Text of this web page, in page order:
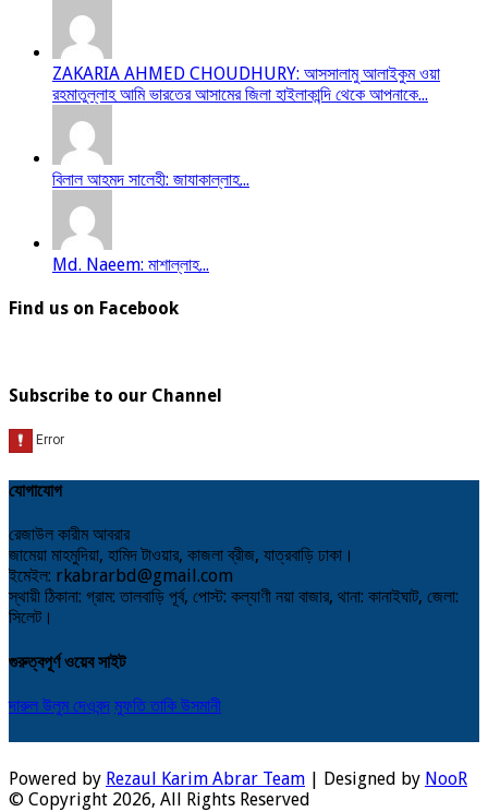
ZAKARIA AHMED CHOUDHURY: আসসালামু আলাইকুম ওয়া
রহমাতুল্লাহ আমি ভারতের আসামের জিলা হাইলাকান্দি থেকে আপনাকে...
বিলাল আহমদ সালেহী: জাযাকাল্লাহ...
Md. Naeem: মাশাল্লাহ...
Find us on Facebook
Subscribe to our Channel
যোগাযোগ
রেজাউল কারীম আবরার
জামেয়া মাহমুদিয়া, হামিদ টাওয়ার, কাজলা ব্রীজ, যাত্রবাড়ি ঢাকা।
ইমেইল: rkabrarbd@gmail.com
স্থায়ী ঠিকানা: গ্রাম: তালবাড়ি পূর্ব, পোস্ট: কল্যাণী নয়া বাজার, থানা: কানাইঘাট, জেলা:
সিলেট।
গুরুত্বপূর্ণ ওয়েব সাইট
দারুল উলুম দেওবন্দ মুফতি তাকি উসমানী
Powered by Rezaul Karim Abrar Team | Designed by NooR
© Copyright 2026, All Rights Reserved